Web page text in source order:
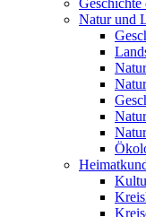
Geschichte
Natur und